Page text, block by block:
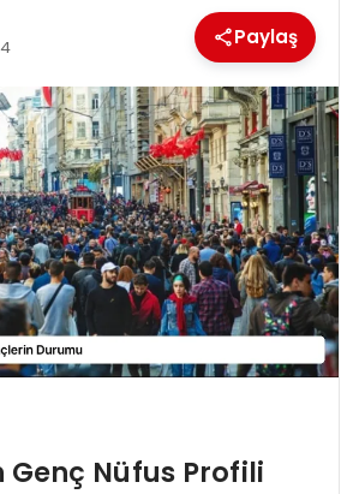
Paylaş
Genç Nüfus Profili